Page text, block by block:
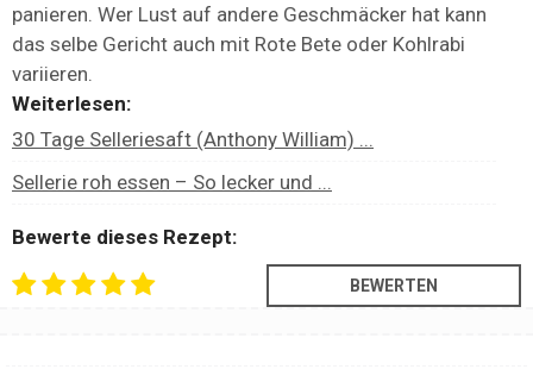
panieren. Wer Lust auf andere Geschmäcker hat kann
das selbe Gericht auch mit Rote Bete oder Kohlrabi
variieren.
Weiterlesen:
30 Tage Selleriesaft (Anthony William) ...
Sellerie roh essen – So lecker und ...
Bewerte dieses Rezept: